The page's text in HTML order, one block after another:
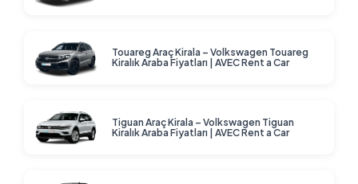
Touareg Araç Kirala – Volkswagen Touareg
Kiralık Araba Fiyatları | AVEC Rent a Car
Tiguan Araç Kirala – Volkswagen Tiguan
Kiralık Araba Fiyatları | AVEC Rent a Car